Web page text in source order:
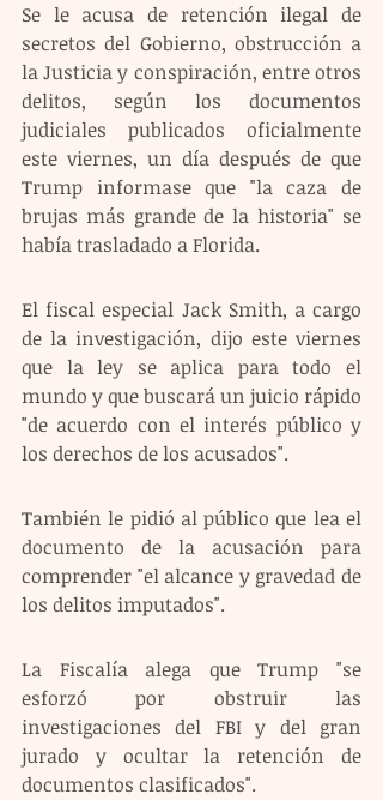
Se le acusa de retención ilegal de
secretos del Gobierno, obstrucción a
la Justicia y conspiración, entre otros
delitos, según los documentos
judiciales publicados oficialmente
este viernes, un día después de que
Trump informase que "la caza de
brujas más grande de la historia" se
había trasladado a Florida.
El fiscal especial Jack Smith, a cargo
de la investigación, dijo este viernes
que la ley se aplica para todo el
mundo y que buscará un juicio rápido
"de acuerdo con el interés público y
los derechos de los acusados".
También le pidió al público que lea el
documento de la acusación para
comprender "el alcance y gravedad de
los delitos imputados".
La Fiscalía alega que Trump "se
esforzó por obstruir las
investigaciones del FBI y del gran
jurado y ocultar la retención de
documentos clasificados".